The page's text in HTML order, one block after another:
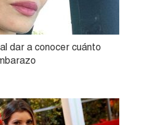
dar a conocer cuánto